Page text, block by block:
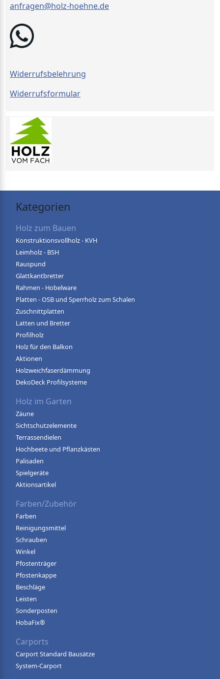
anfragen@holz-hoehne.de
Widerrufsbelehrung
Widerrufsformular
Kategorien
Holz zum Bauen
Konstruktionsvollholz - KVH
Leimholz - BSH
Rauspund
Glattkantbretter
Rahmen - Hobelware
Platten - OSB und Sperrholz zum Schalen
Zuschnittplatten
Latten und Bretter
Profilholz
Holz für den Balkon
Aktionen
Holzweichfaserdämmung
DekoDeck Profilsysteme
Holz im Garten
Zäune
Sichtschutzelemente
Terrassendielen
Hochbeete und Pflanzkästen
Palisaden
Spielgeräte
Aktionsartikel
Farben/Zubehör
Farben
Reinigungsmittel
Schrauben
Winkel
Pfostenträger
Pfostenkappe
Beschläge
Leisten
Sonderposten
HobaFix®
Carports
Carport Standard Bausätze
System-Carport